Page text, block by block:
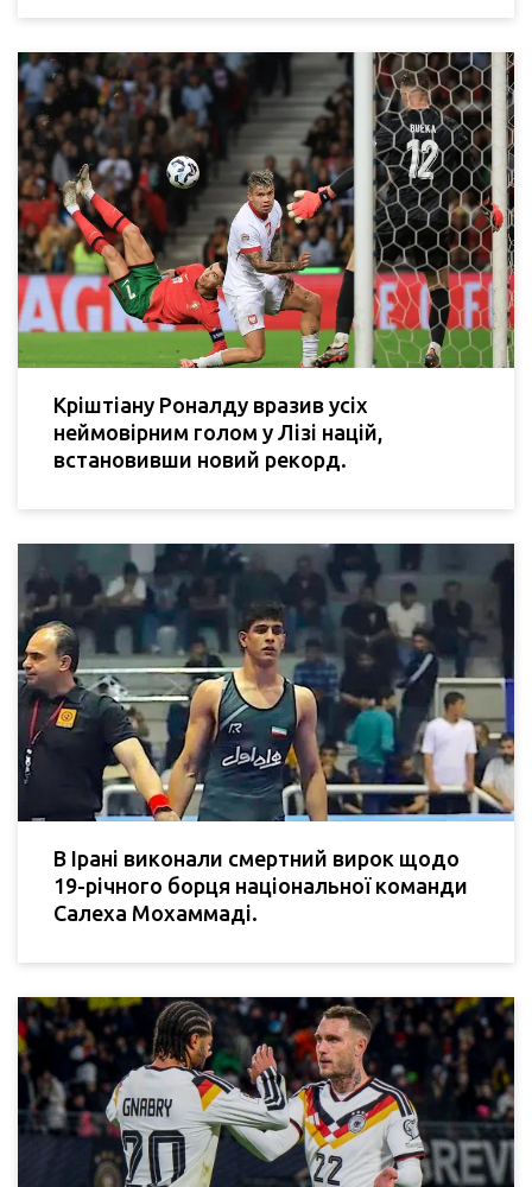
Кріштіану Роналду вразив усіх
неймовірним голом у Лізі націй,
встановивши новий рекорд.
В Ірані виконали смертний вирок щодо
19-річного борця національної команди
Салеха Мохаммаді.